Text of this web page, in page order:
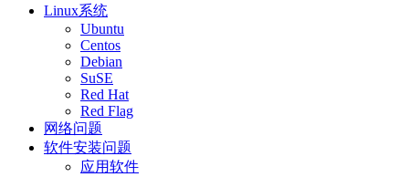
Linux系统
Ubuntu
Centos
Debian
SuSE
Red Hat
Red Flag
网络问题
软件安装问题
应用软件